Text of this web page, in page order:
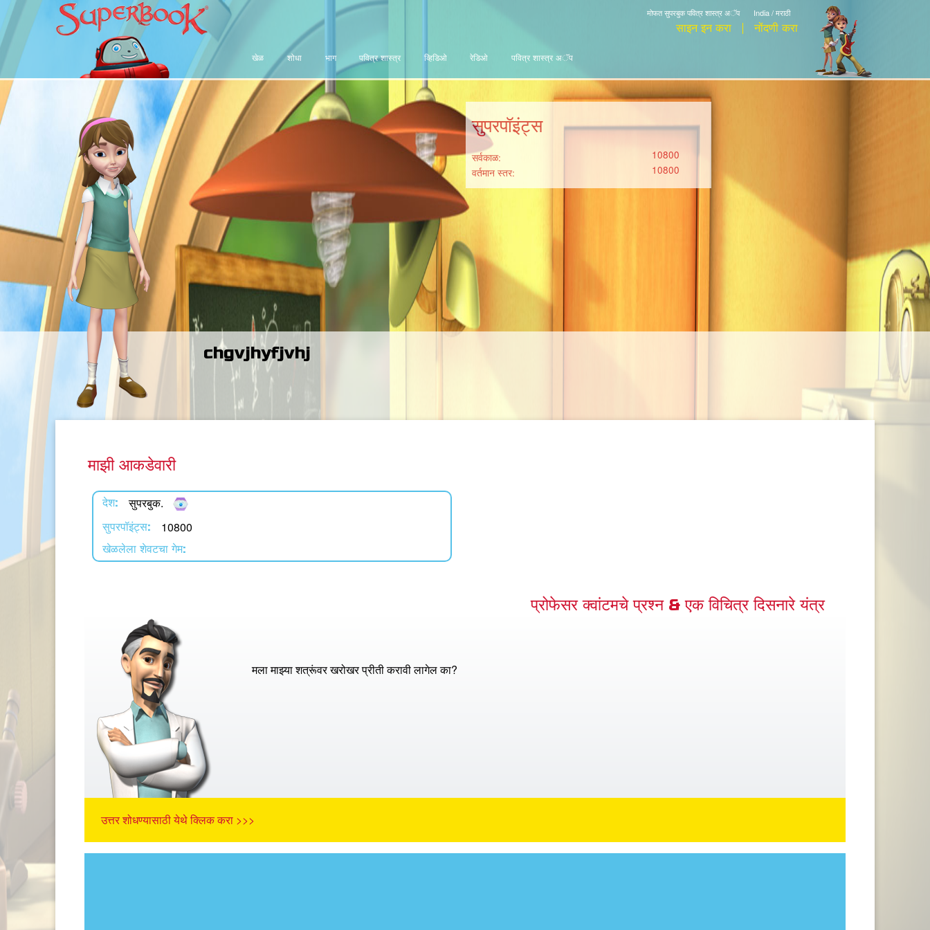
India / मराठी
मोफत सुपरबुक पवित्र शास्त्र अॅप
साइन इन करा नोंदणी करा
खेळ शोधा भाग पवित्र शास्त्र व्हिडिओ रेडिओ पवित्र शास्त्र अॅप
सुपरपॉइंट्स
सर्वकाळ:
10800
वर्तमान स्तर:
10800
chgvjhyfjvhj
माझी आकडेवारी
देश: सुपरबुक.
सुपरपॉइंट्स: 10800
खेळलेला शेवटचा गेम:
प्रोफेसर क्वांटमचे प्रश्न & एक विचित्र दिसनारे यंत्र
मला माझ्या शत्रूंवर खरोखर प्रीती करावी लागेल का?
उत्तर शोधण्यासाठी येथे क्लिक करा >>>